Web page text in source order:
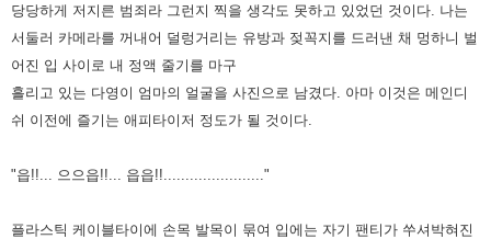
당당하게 저지른 범죄라 그런지 찍을 생각도 못하고 있었던 것이다. 나는
서둘러 카메라를 꺼내어 덜렁거리는 유방과 젖꼭지를 드러낸 채 멍하니 벌
어진 입 사이로 내 정액 줄기를 마구
흘리고 있는 다영이 엄마의 얼굴을 사진으로 남겼다. 아마 이것은 메인디
쉬 이전에 즐기는 애피타이저 정도가 될 것이다.
"읍!!... 으으읍!!... 읍읍!!......................."
플라스틱 케이블타이에 손목 발목이 묶여 입에는 자기 팬티가 쑤셔박혀진